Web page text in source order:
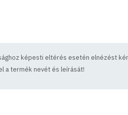
képesti eltérés esetén elnézést
a termék nevét és leírását!